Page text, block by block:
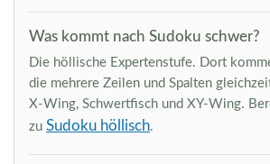
Was kommt nach Sudoku schwer?
Die höllische Expertenstufe. Dort
die mehrere Zeilen und Spalten
X-Wing, Schwertfisch und XY-Wing.
zu Sudoku höllisch.